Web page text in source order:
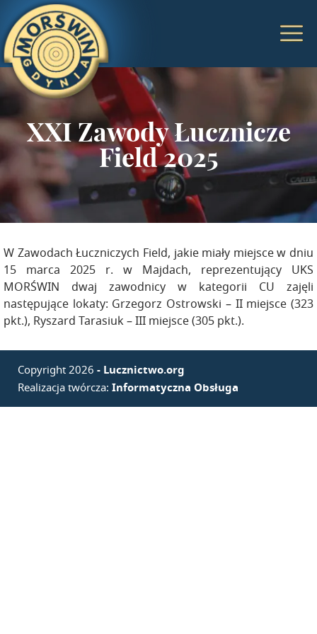
XXI Zawody Łucznicze
Field 2025
W Zawodach Łuczniczych Field, jakie miały miejsce w dniu
15 marca 2025 r. w Majdach, reprezentujący UKS
MORŚWIN dwaj zawodnicy w kategorii CU zajęli
następujące lokaty: Grzegorz Ostrowski – II miejsce (323
pkt.), Ryszard Tarasiuk – III miejsce (305 pkt.).
Copyright 2026 - Lucznictwo.org
Realizacja twórcza: Informatyczna Obsługa